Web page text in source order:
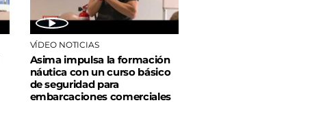
VÍDEO NOTICIAS
Asima impulsa la formación
náutica con un curso básico
de seguridad para
embarcaciones comerciales